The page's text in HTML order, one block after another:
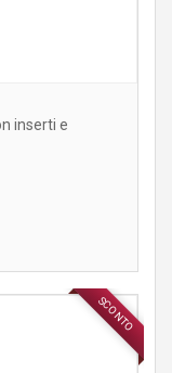
inserti e
SCONTO
ABBIGLIAMENTO